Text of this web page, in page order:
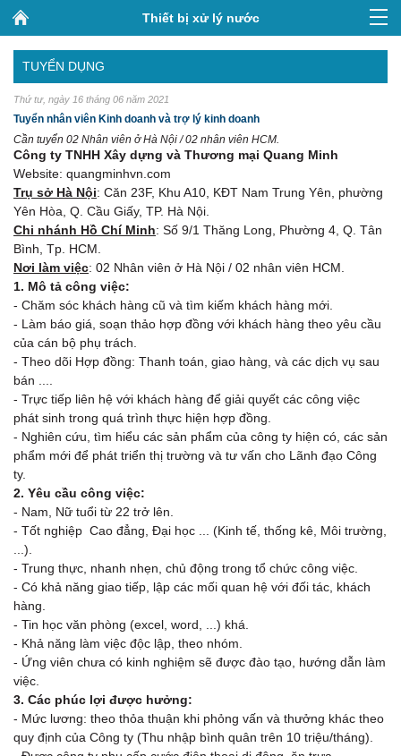
Thiết bị xử lý nước
TUYỂN DỤNG
Thứ tư, ngày 16 tháng 06 năm 2021
Tuyển nhân viên Kinh doanh và trợ lý kinh doanh
Cần tuyển 02 Nhân viên ở Hà Nội / 02 nhân viên HCM.
Công ty TNHH Xây dựng và Thương mại Quang Minh
Website: quangminhvn.com
Trụ sở Hà Nội: Căn 23F, Khu A10, KĐT Nam Trung Yên, phường
Yên Hòa, Q. Cầu Giấy, TP. Hà Nội.
Chi nhánh Hồ Chí Minh: Số 9/1 Thăng Long, Phường 4, Q. Tân
Bình, Tp. HCM.
Nơi làm việc: 02 Nhân viên ở Hà Nội / 02 nhân viên HCM.
1. Mô tả công việc:
- Chăm sóc khách hàng cũ và tìm kiếm khách hàng mới.
- Làm báo giá, soạn thảo hợp đồng với khách hàng theo yêu cầu
của cán bộ phụ trách.
- Theo dõi Hợp đồng: Thanh toán, giao hàng, và các dịch vụ sau
bán ....
- Trực tiếp liên hệ với khách hàng để giải quyết các công việc
phát sinh trong quá trình thực hiện hợp đồng.
- Nghiên cứu, tìm hiểu các sản phẩm của công ty hiện có, các sản
phẩm mới để phát triển thị trường và tư vấn cho Lãnh đạo Công
ty.
2. Yêu cầu công việc:
- Nam, Nữ tuổi từ 22 trở lên.
- Tốt nghiệp Cao đẳng, Đại học ... (Kinh tế, thống kê, Môi trường,
...).
- Trung thực, nhanh nhẹn, chủ động trong tổ chức công việc.
- Có khả năng giao tiếp, lập các mối quan hệ với đối tác, khách
hàng.
- Tin học văn phòng (excel, word, ...) khá.
- Khả năng làm việc độc lập, theo nhóm.
- Ứng viên chưa có kinh nghiệm sẽ được đào tạo, hướng dẫn làm
việc.
3. Các phúc lợi được hưởng:
- Mức lương: theo thỏa thuận khi phỏng vấn và thưởng khác theo
quy định của Công ty (Thu nhập bình quân trên 10 triệu/tháng).